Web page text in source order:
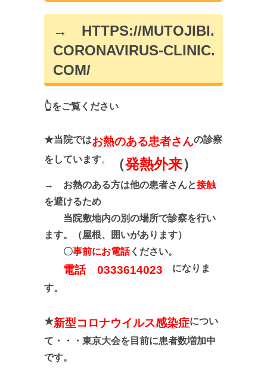
→ HTTPS://MUTOJIBI.
CORONAVIRUS-CLINIC.
COM/
👆をご覧ください
★当院ではお熱のある患者さんの診察
をしています。 （発熱外来）
→ お熱のある方は他の患者さんと接触
を避けるため
当院敷地内の別の場所で診察を行い
ます。（屋根、囲いがあります）
〇事前にお電話ください。
電話 0333614023
になりま
す。
★新型コロナウイルス感染症につい
て・・・東京大会を目前に患者数増加中
です。